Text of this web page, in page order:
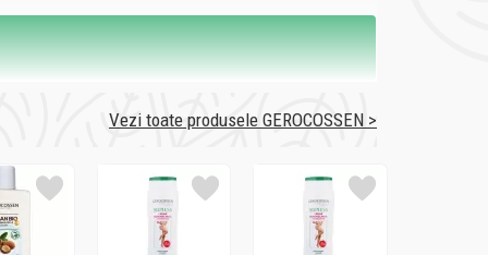
Vezi toate produsele GEROCOSSEN >